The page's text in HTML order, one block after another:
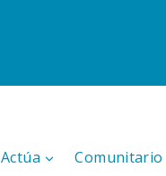
Actúa Comunitario